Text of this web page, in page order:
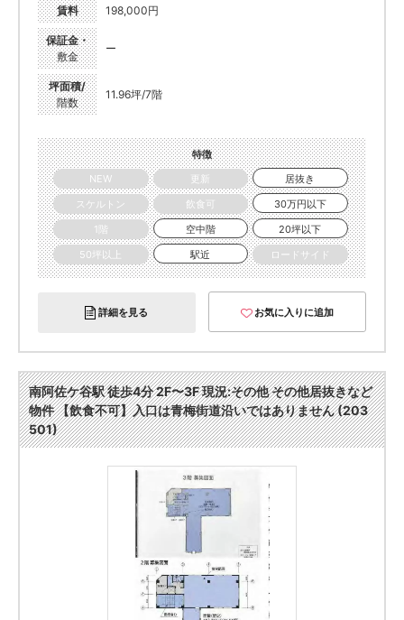
賃料 198,000円
保証金・
敷金
ー
坪面積/
階数
11.96坪/7階
特徴
NEW
更新
居抜き
スケルトン
飲食可
30万円以下
1階
空中階
20坪以下
50坪以上
駅近 ロードサイド
詳細を見る お気に入りに追加
南阿佐ケ谷駅 徒歩4分 2F〜3F 現況:その他 その他居抜きなど
物件 【飲食不可】入口は青梅街道沿いではありません (203
501)